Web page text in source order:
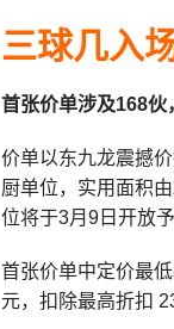
三球几入
首张价单涉及168伙
价单以东九龙震撼
厨单位，实用面积
位将于3月9日开放
首张价单中定价最
元，扣除最高折扣